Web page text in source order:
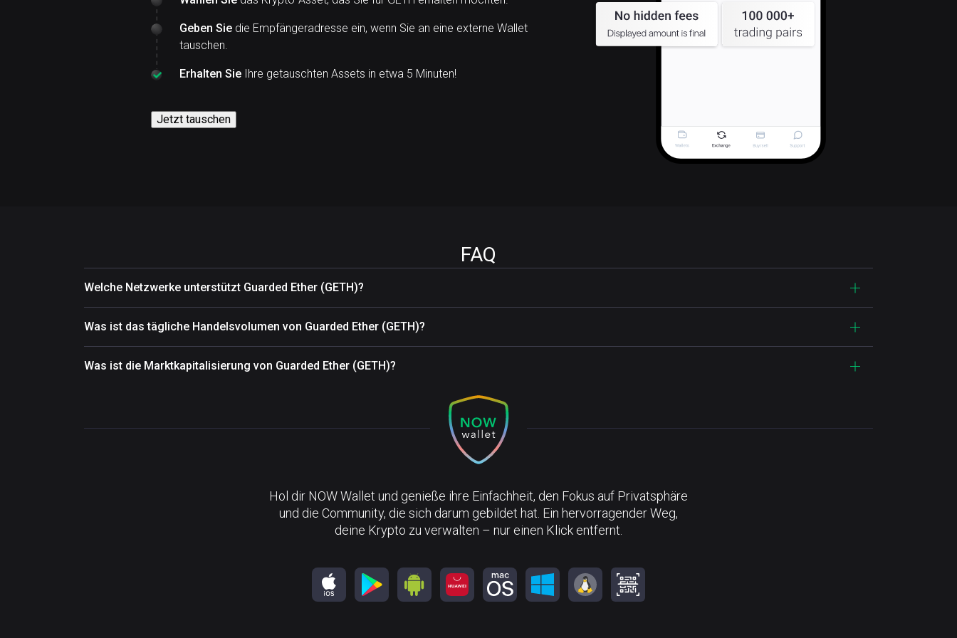
Geben Sie die Empfängeradresse ein, wenn Sie an eine externe Wallet
tauschen.
Erhalten Sie Ihre getauschten Assets in etwa 5 Minuten!
Jetzt tauschen
FAQ
Welche Netzwerke unterstützt Guarded Ether (GETH)?
Was ist das tägliche Handelsvolumen von Guarded Ether (GETH)?
Was ist die Marktkapitalisierung von Guarded Ether (GETH)?
Hol dir NOW Wallet und genieße ihre Einfachheit, den Fokus auf Privatsphäre
und die Community, die sich darum gebildet hat. Ein hervorragender Weg,
deine Krypto zu verwalten – nur einen Klick entfernt.